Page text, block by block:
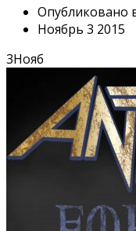
Опубликовано
Ноябрь 3 2015
3Нояб